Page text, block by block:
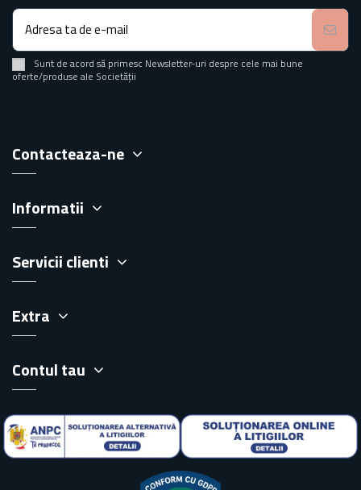
Sunt de acord să primesc Newsletter-uri despre cele mai bune
oferte/produse ale Societății
Contacteaza-ne
Informatii
Servicii clienti
Extra
Contul tau